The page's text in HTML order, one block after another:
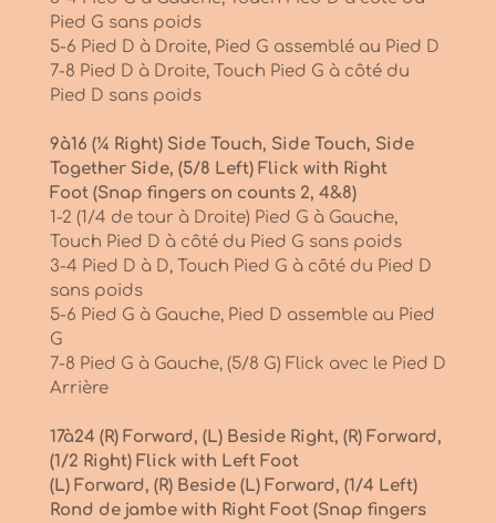
Pied G sans poids
5-6 Pied D à Droite, Pied G assemblé au Pied D
7-8 Pied D à Droite, Touch Pied G à côté du
Pied D sans poids
9à16 (¼ Right) Side Touch, Side Touch, Side
Together Side, (5/8 Left) Flick with Right
Foot (Snap fingers on counts 2, 4&8)
1-2 (1/4 de tour à Droite) Pied G à Gauche,
Touch Pied D à côté du Pied G sans poids
3-4 Pied D à D, Touch Pied G à côté du Pied D
sans poids
5-6 Pied G à Gauche, Pied D assemble au Pied
G
7-8 Pied G à Gauche, (5/8 G) Flick avec le Pied D
Arrière
17à24 (R) Forward, (L) Beside Right, (R) Forward,
(1/2 Right) Flick with Left Foot
(L) Forward, (R) Beside (L) Forward, (1/4 Left)
Rond de jambe with Right Foot (Snap fingers